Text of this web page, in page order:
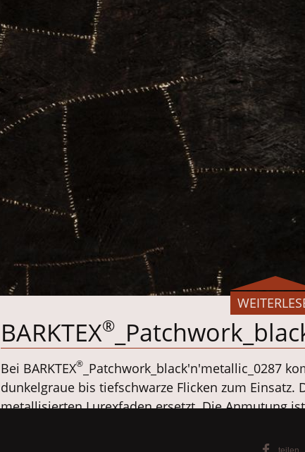
BARKTEX®
Bei BARKTEX® _Patchwork_black'n'metallic_0287
dunkelgraue bis tiefschwarze Flicken zum
metallisierten Lurexfaden ersetzt. Die Anmutung